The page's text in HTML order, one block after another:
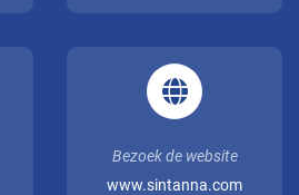
Bezoek de website
www.sintanna.com